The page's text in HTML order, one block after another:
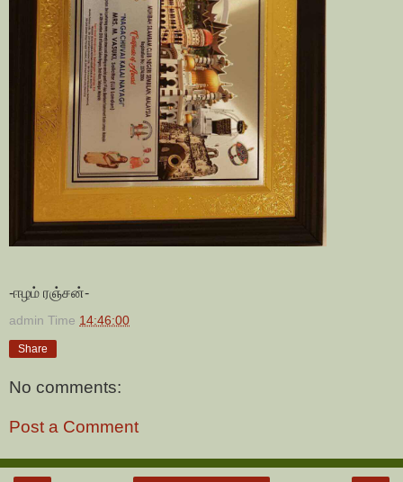
-ஈழம் ரஞ்சன்-
admin Time 14:46:00
Share
No comments:
Post a Comment